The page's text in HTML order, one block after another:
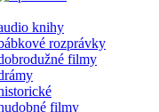
knihy
rozprávky
filmy
filmy